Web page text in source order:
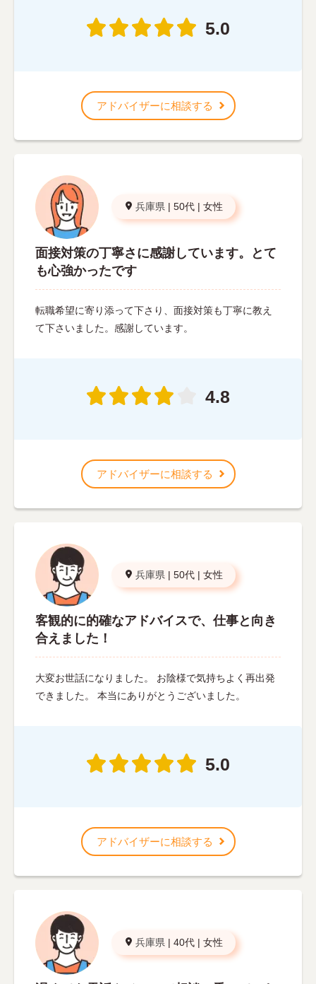
5.0
アドバイザーに相談する
兵庫県 | 50代 | 女性
面接対策の丁寧さに感謝しています。とて
も心強かったです
転職希望に寄り添って下さり、面接対策も丁寧に教え
て下さいました。感謝しています。
4.8
アドバイザーに相談する
兵庫県 | 50代 | 女性
客観的に的確なアドバイスで、仕事と向き
合えました！
大変お世話になりました。 お陰様で気持ちよく再出発
できました。 本当にありがとうございました。
5.0
アドバイザーに相談する
兵庫県 | 40代 | 女性